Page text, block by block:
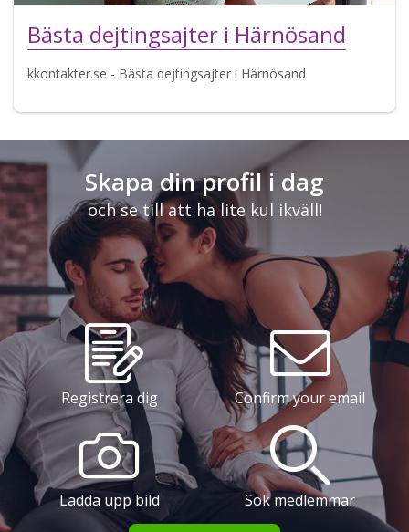
Bästa dejtingsajter i Härnösand
kkontakter.se - Bästa dejtingsajter i Härnösand
Skapa din profil i dag
och se till att ha lite kul ikväll!
Registrera dig Confirm your email
Ladda upp bild Sök medlemmar